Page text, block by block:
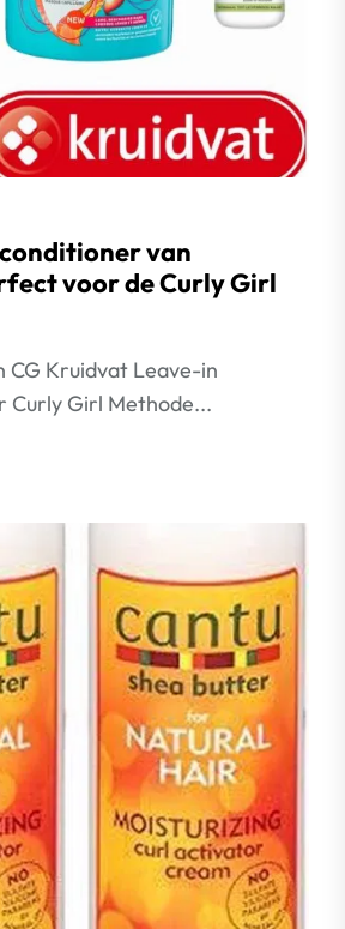
van
voor de Curly Girl
Kruidvat Leave-in
Curly Girl Methode...